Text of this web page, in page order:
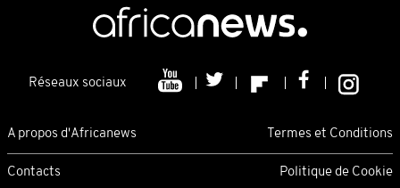
Réseaux sociaux
A propos d'Africanews Termes et Conditions
Contacts Politique de Cookie